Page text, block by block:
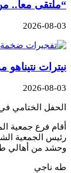
“ملتقى معاً..
2026-08-03
نيترات
2026-08-03
الحفل الختامي
أقام فرع جمعية
رئيس الجمعية
وحشد من أهالي
طه ناجي